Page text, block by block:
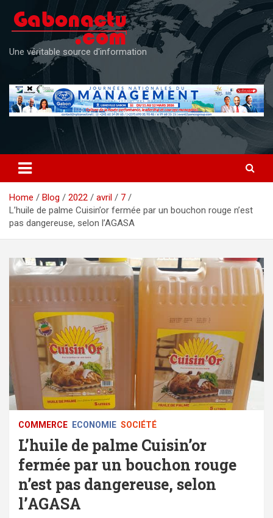
content
Une véritable source d'information
Home Blog 2022 avril
7
L’huile de palme Cuisin’or fermée par un bouchon rouge n’est
pas dangereuse, selon l’AGASA
COMMERCE ECONOMIE SOCIÉTÉ
L’huile de palme Cuisin’or
fermée par un bouchon rouge
n’est pas dangereuse, selon
l’AGASA